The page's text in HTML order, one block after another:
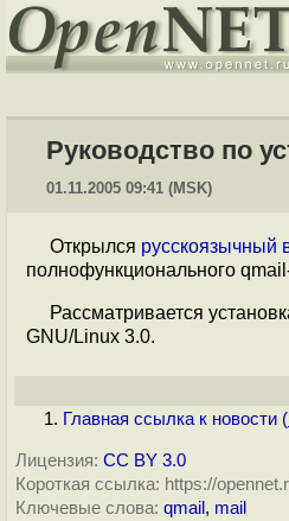
Руководство по
01.11.2005 09:41 (MSK)
Открылся русскоязычный
полнофункционального
Рассматривается
GNU/Linux 3.0.
Главная ссылка к новости (
Лицензия: CC BY 3.0
Короткая ссылка: https://
Ключевые слова: qmail , mail